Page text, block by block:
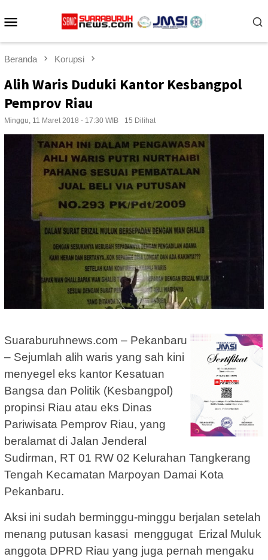
ke
Beranda Korupsi
Alih Waris Duduki Kantor Kesbangpol
Pemprov Riau
Minggu, 11 Maret 2018 - 17:30 WIB 15 Dilihat
Suaraburuhnews.com – Pekanbaru
– Sejumlah alih waris yang sah kini
menyegel eks kantor Kesatuan
Bangsa dan Politik (Kesbangpol)
propinsi Riau atau eks Dinas
Pariwisata Pemprov Riau, yang
beralamat di Jalan Jenderal
Sudirman, RT 01 RW 02 Kelurahan Tangkerang
Tengah Kecamatan Marpoyan Damai Kota
Pekanbaru.
Aksi ini sudah berminggu-minggu berjalan setelah
menang putusan kasasi menggugat Erizal Muluk
anggota DPRD Riau yang juga pernah mengaku